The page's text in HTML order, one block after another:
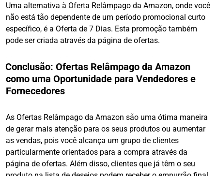
Uma alternativa à Oferta Relâmpago da Amazon, onde você
não está tão dependente de um período promocional curto
específico, é a Oferta de 7 Dias. Esta promoção também
pode ser criada através da página de ofertas.
Conclusão: Ofertas Relâmpago da Amazon
como uma Oportunidade para Vendedores e
Fornecedores
As Ofertas Relâmpago da Amazon são uma ótima maneira
de gerar mais atenção para os seus produtos ou aumentar
as vendas, pois você alcança um grupo de clientes
particularmente orientados para a compra através da
página de ofertas. Além disso, clientes que já têm o seu